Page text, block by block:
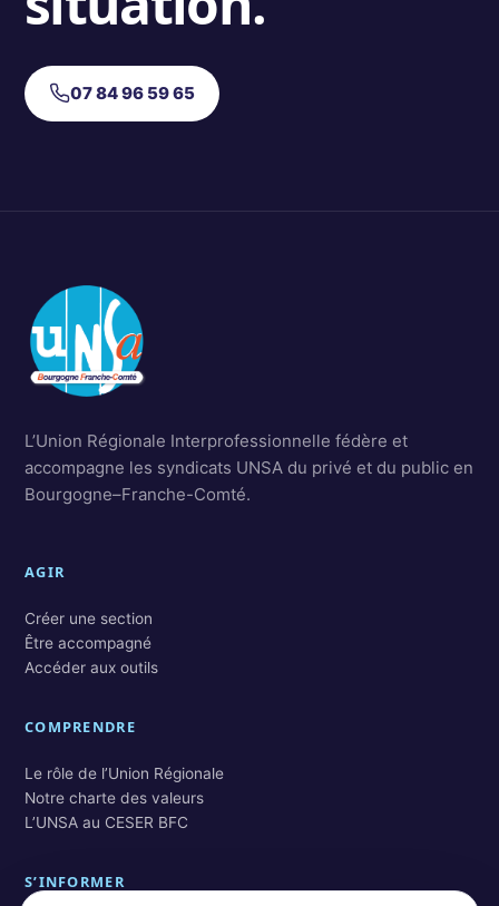
07 84 96 59 65
L’Union Régionale Interprofessionnelle fédère et
accompagne les syndicats UNSA du privé et du public en
Bourgogne–Franche-Comté.
AGIR
Créer une section
Être accompagné
Accéder aux outils
COMPRENDRE
Le rôle de l’Union Régionale
Notre charte des valeurs
L’UNSA au CESER BFC
S’INFORMER